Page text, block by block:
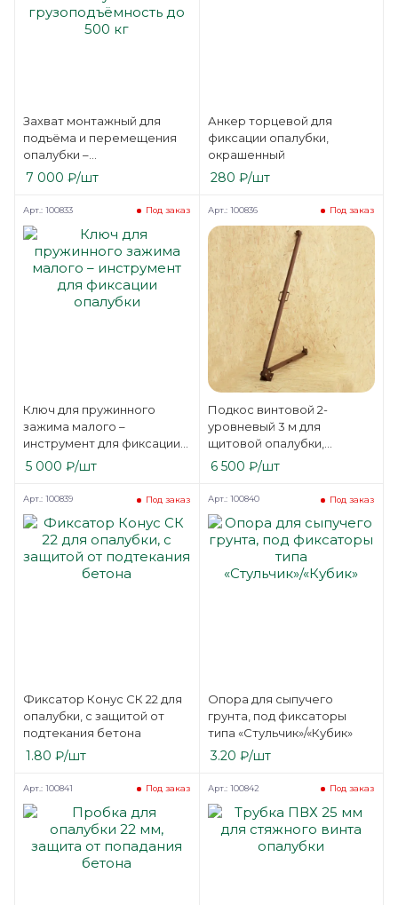
Захват монтажный для
подъёма и перемещения
опалубки –
грузоподъёмность до 500
7 000 ₽/шт
Анкер торцевой для
фиксации опалубки,
окрашенный
280 ₽/шт
Ключ для пружинного
зажима малого –
инструмент для фиксации
опалубки
Под заказ
Арт.: 100833
5 000 ₽/шт
Подкос винтовой 2-
уровневый 3 м для
щитовой опалубки,
регулируемая длина от 2
до 3 метров
Под заказ
Арт.: 100836
6 500 ₽/шт
Фиксатор Конус СК 22 для
опалубки, с защитой от
подтекания бетона
Под заказ
Арт.: 100839
1.80 ₽/шт
Опора для сыпучего
грунта, под фиксаторы
типа «Стульчик»/«Кубик»
Под заказ
Арт.: 100840
3.20 ₽/шт
Под заказ
Арт.: 100841 Под заказ
Арт.: 100842